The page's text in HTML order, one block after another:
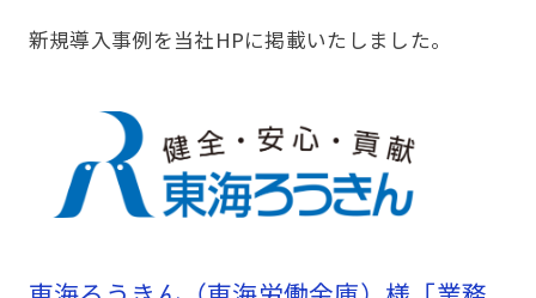
新規導入事例を当社HPに掲載いたしました。